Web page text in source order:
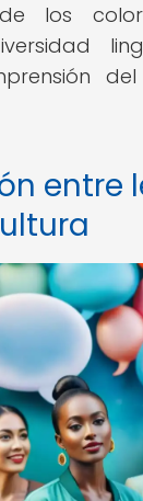
los
entre